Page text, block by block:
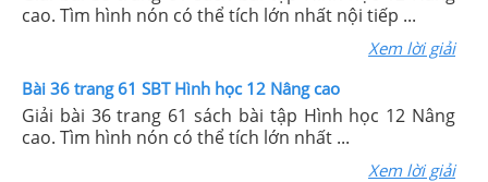
cao. Tìm hình nón có thể tích lớn nhất nội tiếp ...
Xem lời giải
Bài 36 trang 61 SBT Hình học 12 Nâng cao
Giải bài 36 trang 61 sách bài tập Hình học 12 Nâng
cao. Tìm hình nón có thể tích lớn nhất ...
Xem lời giải